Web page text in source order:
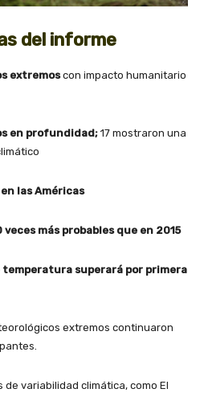
del informe
extremoscon impacto humanitario
en profundidad; 17 mostraron una
las Américas
veces más probables que en 2015
temperatura superará por primera
extremos continuaron
variabilidad climática, como El